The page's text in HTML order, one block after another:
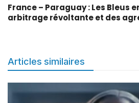
France – Paraguay : Les Bleus
arbitrage révoltante et des
Articles similaires